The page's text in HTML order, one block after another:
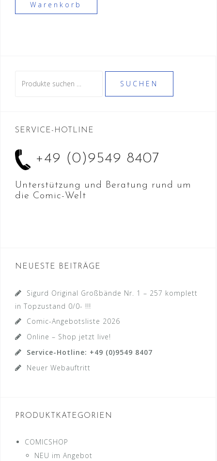
Warenkorb
nach:
SUCHEN
SERVICE-HOTLINE
+49 (0)9549 8407
Unterstützung und Beratung rund um
die Comic-Welt
NEUESTE BEITRÄGE
Sigurd Original Großbände Nr. 1 – 257 komplett
in Topzustand 0/0- !!!
Comic-Angebotsliste 2026
Online – Shop jetzt live!
Service-Hotline: +49 (0)9549 8407
Neuer Webauftritt
PRODUKTKATEGORIEN
COMICSHOP
NEU im Angebot